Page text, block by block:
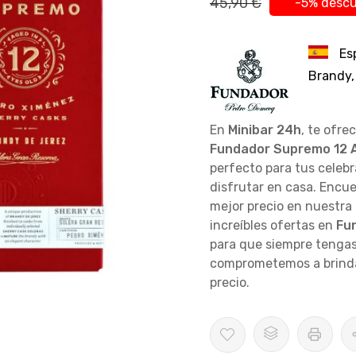
En Minibar 24h, te
Fundador Supremo 12
perfecto para tus
disfrutar en casa.
mejor precio en
increíbles ofertas en
para que siempre
comprometemos a
precio.